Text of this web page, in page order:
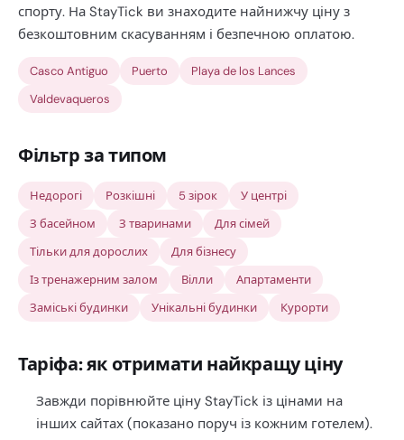
спорту. На StayTick ви знаходите найнижчу ціну з
безкоштовним скасуванням і безпечною оплатою.
Casco Antiguo Puerto
Playa de los Lances
Valdevaqueros
Фільтр за типом
Недорогі Розкішні 5 зірок
У центрі
З басейном
З тваринами
Для сімей
Тільки для дорослих
Для бізнесу
Із тренажерним залом
Вілли
Апартаменти
Заміські будинки
Унікальні будинки Курорти
Таріфа: як отримати найкращу ціну
Завжди порівнюйте ціну StayTick із цінами на
інших сайтах (показано поруч із кожним готелем).